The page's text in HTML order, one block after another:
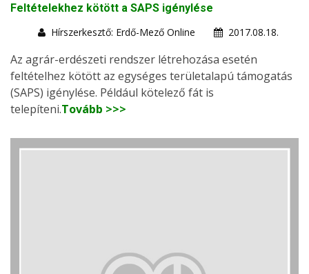
Feltételekhez kötött a SAPS igénylése
Hírszerkesztő: Erdő-Mező Online
2017.08.18.
Az agrár-erdészeti rendszer létrehozása esetén
feltételhez kötött az egységes területalapú támogatás
(SAPS) igénylése. Például kötelező fát is
telepíteni.Tovább >>>